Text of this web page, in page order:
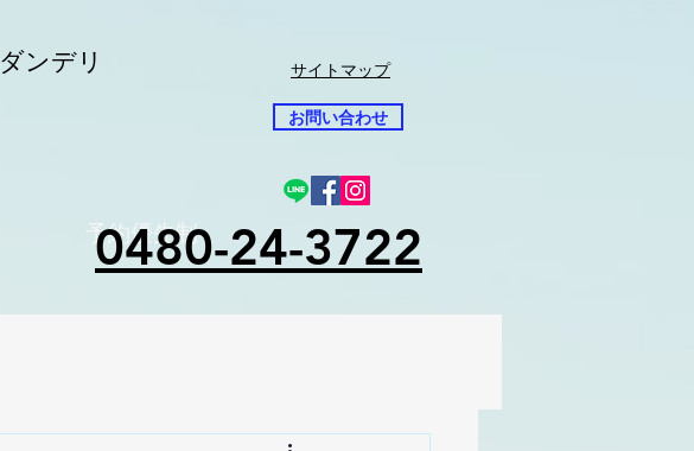
ダンデリ
お問い合わせ
予約優先制
0480-24-3722
サイトマップ